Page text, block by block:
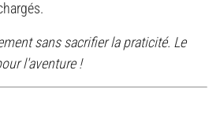
sans sacrifier la praticité. Le
l'aventure !